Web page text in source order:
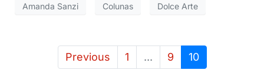
Amanda Sanzi Colunas Dolce Arte
Previous 1 ... 9 10